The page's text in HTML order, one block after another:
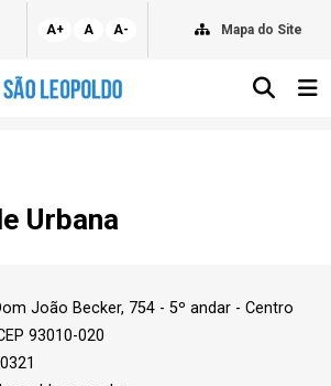
A+ A A- Mapa do Site
Urbana
João Becker, 754 - 5º andar - Centro
93010-020